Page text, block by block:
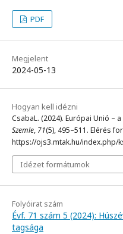
PDF
Megjelent
2024-05-13
Hogyan kell idézni
CsabaL. (2024). Európai Unió –
Szemle, 71(5), 495–511. Elérés
https://ojs3.mtak.hu/index.php/
Idézet formátumok
Folyóirat szám
Évf. 71 szám 5 (2024):
tagsága